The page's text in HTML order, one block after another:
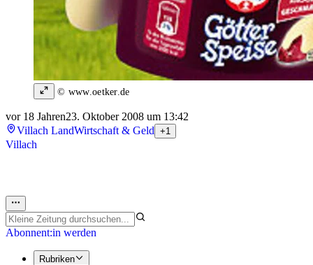
© www.oetker.de
vor 18 Jahren23. Oktober 2008 um 13:42
Villach LandWirtschaft & Geld +1
Villach
Abonnent:in werden
Rubriken